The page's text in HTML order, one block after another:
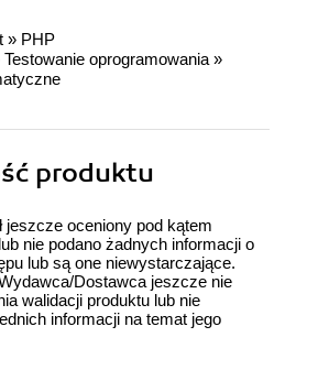
» PHP
Testowanie oprogramowania »
produktu
jeszcze oceniony pod kątem
nie podano żadnych informacji o
lub są one niewystarczające.
Dostawca jeszcze nie
walidacji produktu lub nie
informacji na temat jego